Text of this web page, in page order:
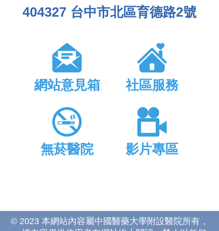
404327 台中市北區育德路2號
網站意見箱 社區服務
無菸醫院 影片專區
© 2023 本網站內容屬中國醫藥大學附設醫院所有，